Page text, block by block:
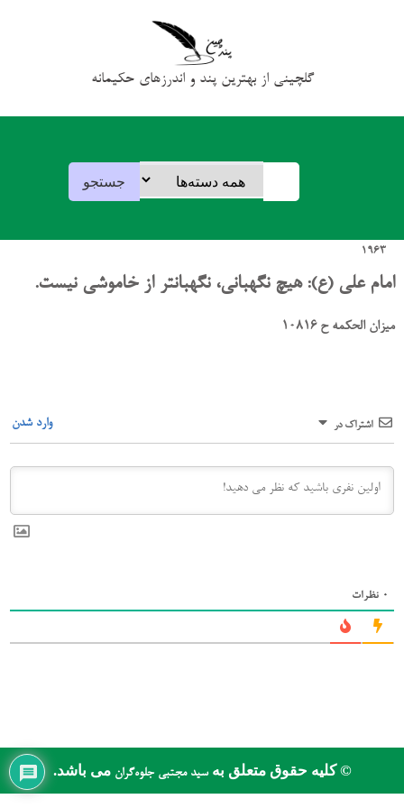
گلچینی از بهترین پند و اندرزهای حکیمانه
1963
امام علی (ع): هیچ نگهبانی، نگهبانتر از خاموشی نیست.
میزان الحکمه ح 10816
اشتراک در وارد شدن
0 نظرات
© کلیه حقوق متعلق بهسید مجتبی جلوه‌گرانمی باشد.